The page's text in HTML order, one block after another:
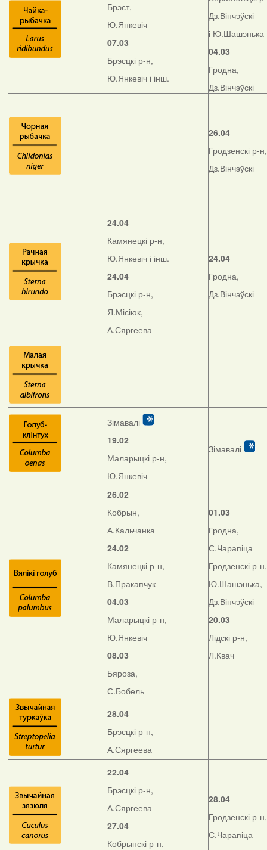
Брэст,
Ю.Янкевіч
07.03
Брэсцкі р-н,
Ю.Янкевіч і інш.
Дз.Вінчэўскі
і Ю.Шашэнька
04.03
Гродна,
Дз.Вінчэўскі
26.04
Гродзенскі р-н,
Дз.Вінчэўскі
24.04
Камянецкі р-н,
Ю.Янкевіч і інш.
24.04
Брэсцкі р-н,
Я.Місіюк,
А.Сяргеева
24.04
Гродна,
Дз.Вінчэўскі
Зімавалі
19.02
Маларыцкі р-н,
Ю.Янкевіч
Зімавалі
26.02
Кобрын,
А.Кальчанка
24.02
Камянецкі р-н,
В.Пракапчук
04.03
Маларыцкі р-н,
Ю.Янкевіч
08.03
Бяроза,
С.Бобель
01.03
Гродна,
С.Чарапіца
Гродзенскі р-н,
Ю.Шашэнька,
Дз.Вінчэўскі
20.03
Лідскі р-н,
Л.Квач
28.04
Брэсцкі р-н,
А.Сяргеева
22.04
Брэсцкі р-н,
А.Сяргеева
27.04
Кобрынскі р-н,
28.04
Гродзенскі р-н,
С.Чарапіца